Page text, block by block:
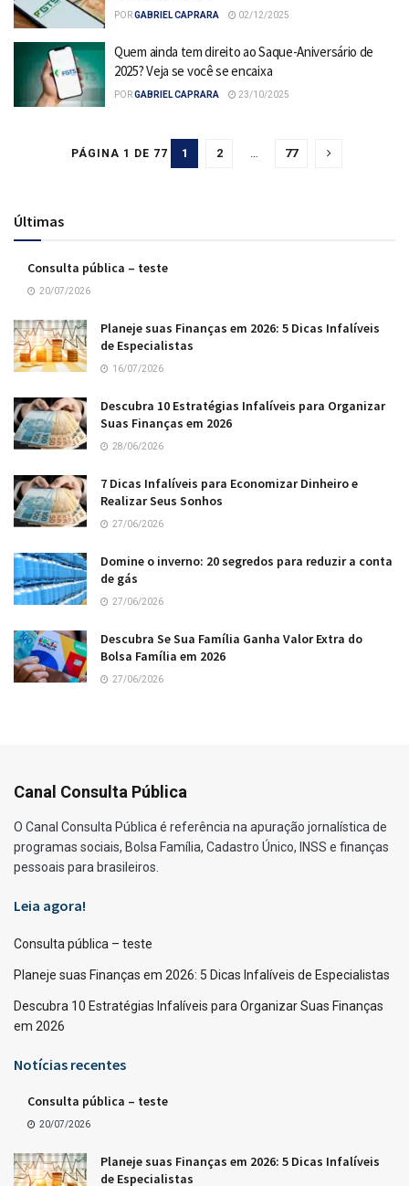
PORGABRIEL CAPRARA 02/12/2025
Quem ainda tem direito ao Saque-Aniversário de
2025? Veja se você se encaixa
PORGABRIEL CAPRARA 23/10/2025
PÁGINA 1 DE 77 1 2 … 77
Últimas
Consulta pública – teste
20/07/2026
Planeje suas Finanças em 2026: 5 Dicas Infalíveis
de Especialistas
16/07/2026
Descubra 10 Estratégias Infalíveis para Organizar
Suas Finanças em 2026
28/06/2026
7 Dicas Infalíveis para Economizar Dinheiro e
Realizar Seus Sonhos
27/06/2026
Domine o inverno: 20 segredos para reduzir a conta
de gás
27/06/2026
Descubra Se Sua Família Ganha Valor Extra do
Bolsa Família em 2026
27/06/2026
Canal Consulta Pública
O Canal Consulta Pública é referência na apuração jornalística de
programas sociais, Bolsa Família, Cadastro Único, INSS e finanças
pessoais para brasileiros.
Leia agora!
Consulta pública – teste
Planeje suas Finanças em 2026: 5 Dicas Infalíveis de Especialistas
Descubra 10 Estratégias Infalíveis para Organizar Suas Finanças
em 2026
Notícias recentes
Consulta pública – teste
20/07/2026
Planeje suas Finanças em 2026: 5 Dicas Infalíveis
de Especialistas